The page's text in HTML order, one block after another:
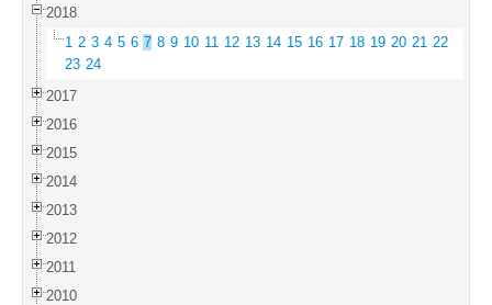
2018
1 2 3 4 5 6 7 8 9 10 11 12 13 14 15 16 17 18 19 20 21 22
23 24
2017
2016
2015
2014
2013
2012
2011
2010